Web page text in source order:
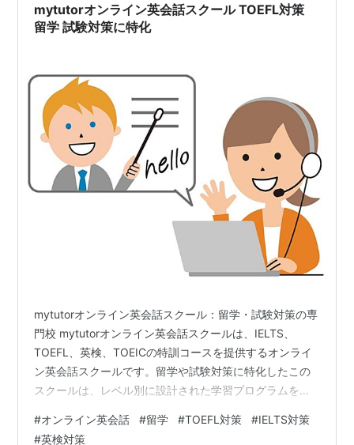
mytutorオンライン英会話スクール TOEFL対策
留学 試験対策に特化
mytutorオンライン英会話スクール：留学・試験対策の専
門校 mytutorオンライン英会話スクールは、IELTS、
TOEFL、英検、TOEICの特訓コースを提供するオンライ
ン英会話スクールです。留学や試験対策に特化したこの
スクールは、レベル別に設計された学習プログラムを通
ます。 主な特徴 本格的な試験対策 格安料金で本格的な
#オンライン英会話 #留学 #TOEFL対策 #IELTS対策
#英検対策